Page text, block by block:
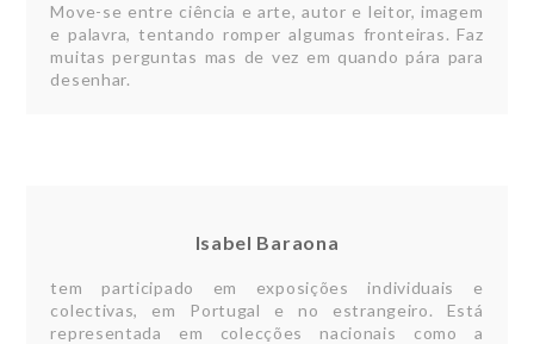
Move-se entre ciência e arte, autor e leitor, imagem
e palavra, tentando romper algumas fronteiras. Faz
muitas perguntas mas de vez em quando pára para
desenhar.
Isabel Baraona
tem participado em exposições individuais e
colectivas, em Portugal e no estrangeiro. Está
representada em colecções nacionais como a